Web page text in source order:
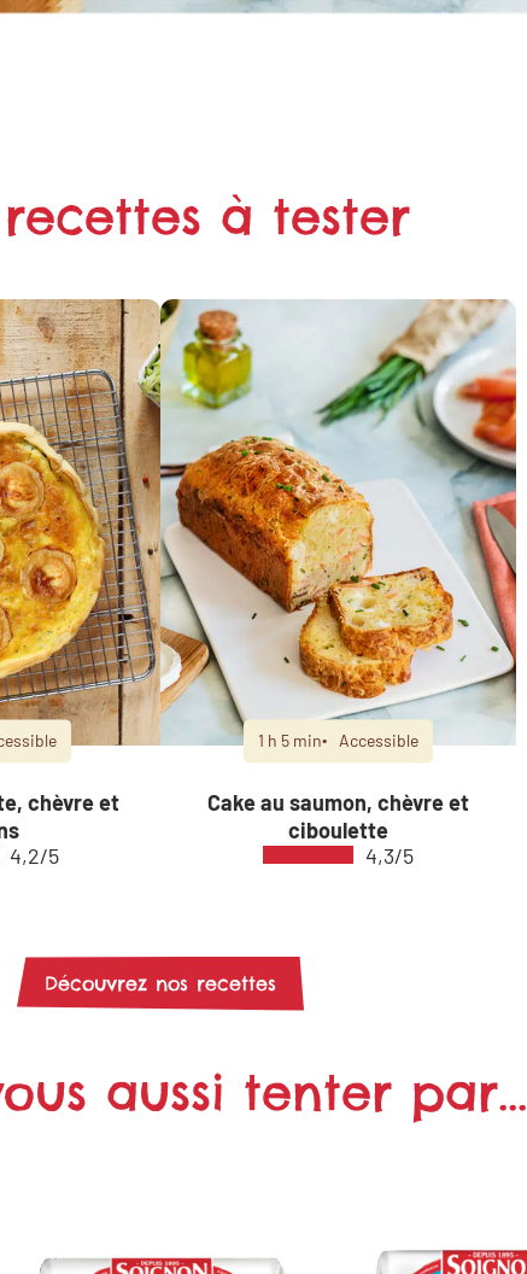
recettes à tester
chèvre et
4,2/5
1 h 5 min Accessible
Cake au saumon, chèvre et
ciboulette
4,3/5
Découvrez nos recettes
aussi tenter par...